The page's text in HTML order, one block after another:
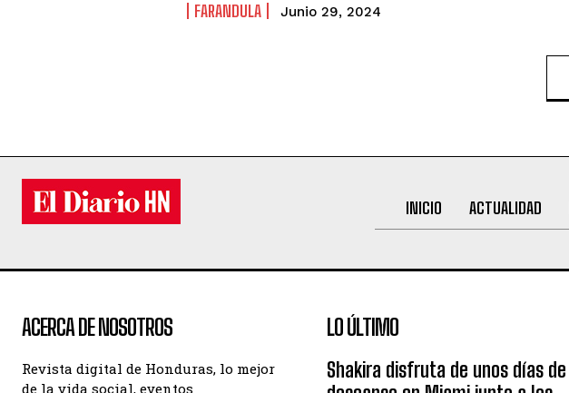
FARANDULA Junio 29, 2024
INICIO ACTUALIDAD
ACERCA DE NOSOTROS
Revista digital de Honduras, lo mejor
de la vida social, eventos
LO ÚLTIMO
Shakira disfruta de unos días de